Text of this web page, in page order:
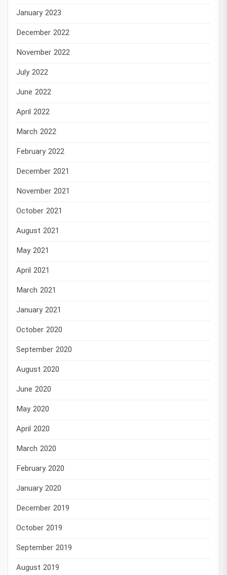
January 2023
December 2022
November 2022
July 2022
June 2022
April 2022
March 2022
February 2022
December 2021
November 2021
October 2021
August 2021
May 2021
April 2021
March 2021
January 2021
October 2020
September 2020
August 2020
June 2020
May 2020
April 2020
March 2020
February 2020
January 2020
December 2019
October 2019
September 2019
August 2019